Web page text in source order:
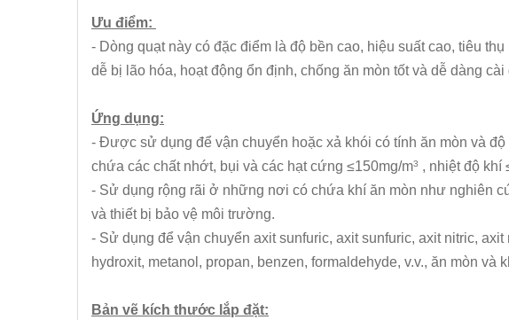
Ưu điểm:
- Dòng quạt này có đặc điểm là độ bền cao, hiệu suất cao, tiêu
dễ bị lão hóa, hoạt động ổn định, chống ăn mòn tốt và dễ dàng cài
Ứng dụng:
- Được sử dụng để vận chuyển hoặc xả khói có tính ăn mòn và
chứa các chất nhớt, bụi và các hạt cứng ≤150mg/m3 , nhiệt độ khí
- Sử dụng rộng rãi ở những nơi có chứa khí ăn mòn như nghiên
và thiết bị bảo vệ môi trường.
- Sử dụng để vận chuyển axit sunfuric, axit sunfuric, axit nitric,
hydroxit, metanol, propan, benzen, formaldehyde, v.v., ăn mòn và
Bản vẽ kích thước lắp đặt: